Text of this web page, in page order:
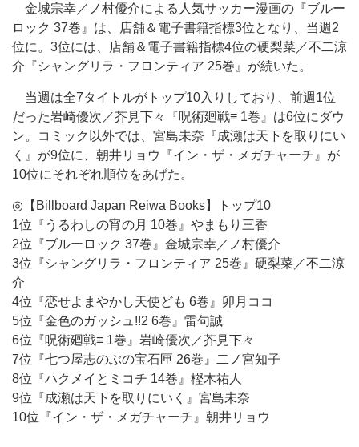
金城宗幸／ノ村優介による人気サッカー漫画の『ブルー
ロック 37巻』は、店舗＆電子書籍指標3位となり、当週2
位に。3位には、店舗＆電子書籍指標4位の硬梨菜／不二涼
介『シャングリラ・フロンティア 25巻』が続いた。
当週は全7タイトルがトップ10入りしており、前週1位
だった岩崎優次／芥見下々『呪術廻戦≡ 1巻』は6位にダウ
ン。コミック以外では、宮島未奈『成瀬は天下を取りにい
く』が9位に、朝井リョウ『イン・ザ・メガチャーチ』が
10位にそれぞれ順位をあげた。
◎【Billboard Japan Reiwa Books】トップ10
1位『うるわしの宵の月 10巻』やまもり三香
2位『ブルーロック 37巻』金城宗幸／ノ村優介
3位『シャングリラ・フロンティア 25巻』硬梨菜／不二涼
介
4位『恋せよまやかし天使ども 6巻』卯月ココ
5位『金色のガッシュ!!2 6巻』雷句誠
6位『呪術廻戦≡ 1巻』岩崎優次／芥見下々
7位『七つ屋志のぶの宝石匣 26巻』二ノ宮知子
8位『ハクメイとミコチ 14巻』樫木祐人
9位『成瀬は天下を取りにいく』宮島未奈
10位『イン・ザ・メガチャーチ』朝井リョウ